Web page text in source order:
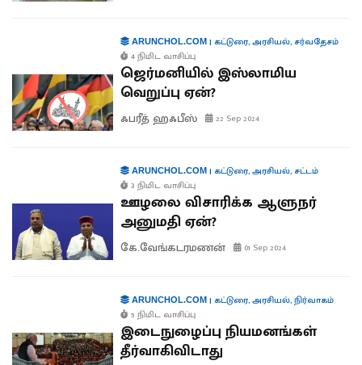
ARUNCHOL.COM| கட்டுரை,அரசியல், சர்வதேசம்
4 நிமிட வாசிப்பு
ஜெர்மனியில் இஸ்லாமிய
வெறுப்பு ஏன்?
ஃபரீத் ஹஃபீஸ் 22 Sep 2024
ARUNCHOL.COM| கட்டுரை,அரசியல், சட்டம்
3 நிமிட வாசிப்பு
ஊழலை விசாரிக்க ஆளுநர்
அனுமதி ஏன்?
கே.வேங்கடரமணன் 01 Sep 2024
ARUNCHOL.COM| கட்டுரை,அரசியல்,நிர்வாகம்
5 நிமிட வாசிப்பு
இடைநுழைப்பு நியமனங்கள்
தீர்வாகிவிடாது